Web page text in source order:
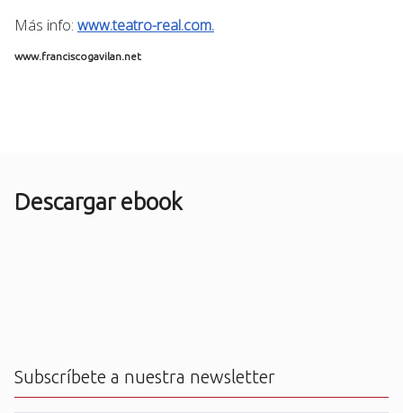
Más info: www.teatro-real.com.
www.franciscogavilan.net
Descargar ebook
Subscríbete a nuestra newsletter